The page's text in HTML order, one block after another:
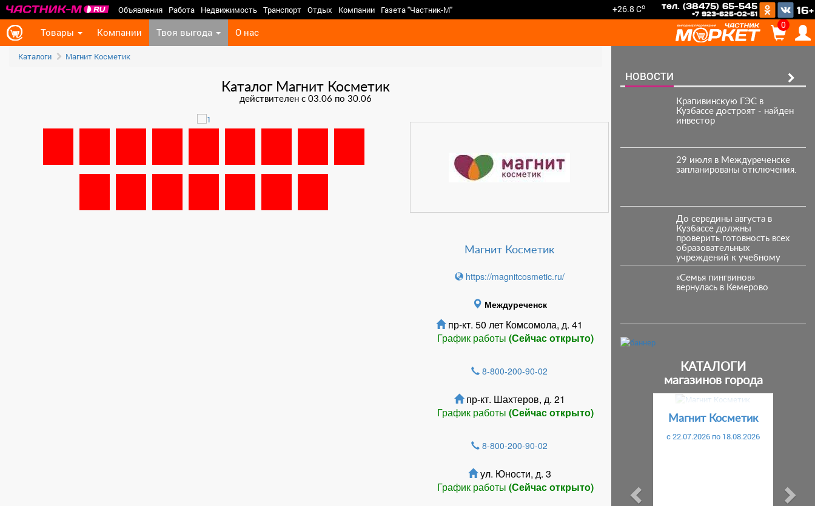
Объявления Работа Недвижимость Транспорт Отдых Компании Газета "Частник-М" +26.8 Co тел. (38475) 65-545
+7 923-625-02-51 16+
Товары Компании Твоя выгода О нас
0
Каталоги Магнит Косметик
Каталог Магнит Косметик
действителен с 03.06 по 30.06
Магнит Косметик
https://magnitcosmetic.ru/
Междуреченск
пр-кт. 50 лет Комсомола, д. 41
График работы (Сейчас открыто)
8-800-200-90-02
пр-кт. Шахтеров, д. 21
График работы (Сейчас открыто)
8-800-200-90-02
ул. Юности, д. 3
График работы (Сейчас открыто)
НОВОСТИ
Крапивинскую ГЭС в
Кузбассе достроят - найден
инвестор
29 июля в Междуреченске
запланированы отключения.
До середины августа в
Кузбассе должны
проверить готовность всех
образовательных
учреждений к учебному
году.
«Семья пингвинов»
вернулась в Кемерово
КАТАЛОГИ
магазинов города
Магнит Косметик
c 22.07.2026 по 18.08.2026
Предыдущий